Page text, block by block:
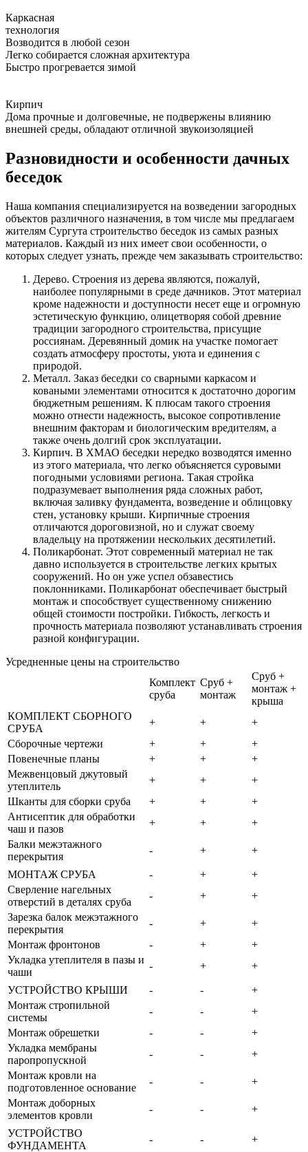
Каркасная
технология
Возводится в любой сезон
Легко собирается сложная архитектура
Быстро прогревается зимой
Кирпич
Дома прочные и долговечные, не подвержены влиянию
внешней среды, обладают отличной звукоизоляцией
Разновидности и особенности дачных
беседок
Наша компания специализируется на возведении загородных
объектов различного назначения, в том числе мы предлагаем
жителям Сургута строительство беседок из самых разных
материалов. Каждый из них имеет свои особенности, о
которых следует узнать, прежде чем заказывать строительство:
Дерево. Строения из дерева являются, пожалуй,
наиболее популярными в среде дачников. Этот материал
кроме надежности и доступности несет еще и огромную
эстетическую функцию, олицетворяя собой древние
традиции загородного строительства, присущие
россиянам. Деревянный домик на участке помогает
создать атмосферу простоты, уюта и единения с
природой.
Металл. Заказ беседки со сварными каркасом и
коваными элементами относится к достаточно дорогим
бюджетным решениям. К плюсам такого строения
можно отнести надежность, высокое сопротивление
внешним факторам и биологическим вредителям, а
также очень долгий срок эксплуатации.
Кирпич. В ХМАО беседки нередко возводятся именно
из этого материала, что легко объясняется суровыми
погодными условиями региона. Такая стройка
подразумевает выполнения ряда сложных работ,
включая заливку фундамента, возведение и облицовку
стен, установку крыши. Кирпичные строения
отличаются дороговизной, но и служат своему
владельцу на протяжении нескольких десятилетий.
Поликарбонат. Этот современный материал не так
давно используется в строительстве легких крытых
сооружений. Но он уже успел обзавестись
поклонниками. Поликарбонат обеспечивает быстрый
монтаж и способствует существенному снижению
общей стоимости постройки. Гибкость, легкость и
прочность материала позволяют устанавливать строения
разной конфигурации.
Усредненные цены на строительство
Комплект
сруба
Сруб +
монтаж
Сруб +
монтаж +
крыша
КОМПЛЕКТ СБОРНОГО
СРУБА
+ +
+
Сборочные чертежи
+ +
+
Повенечные планы
+ +
+
Межвенцовый джутовый
утеплитель
+ +
+
Шканты для сборки сруба
+ +
+
Антисептик для обработки
чаш и пазов
+ +
+
Балки межэтажного
перекрытия
- + +
МОНТАЖ СРУБА - +
+
Сверление нагельных
отверстий в деталях сруба
- +
+
Зарезка балок межэтажного
перекрытия
- +
+
Монтаж фронтонов
- +
+
Укладка утеплителя в пазы и
чаши
- + +
УСТРОЙСТВО КРЫШИ - -
+
Монтаж стропильной
системы
- -
+
Монтаж обрешетки
- -
+
Укладка мембраны
паропропускной
- -
+
Монтаж кровли на
подготовленное основание
- -
+
Монтаж доборных
элементов кровли
- - +
УСТРОЙСТВО
ФУНДАМЕНТА
- -
+